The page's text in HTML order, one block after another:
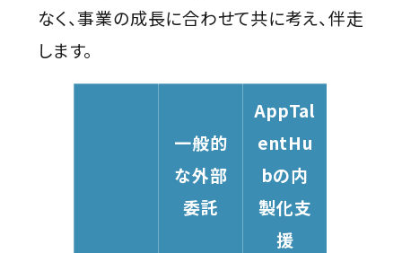
なく、事業の成長に合わせて共に考え、伴走
します。
一般的
な外部
委託
AppTal
entHu
bの内
製化支
援